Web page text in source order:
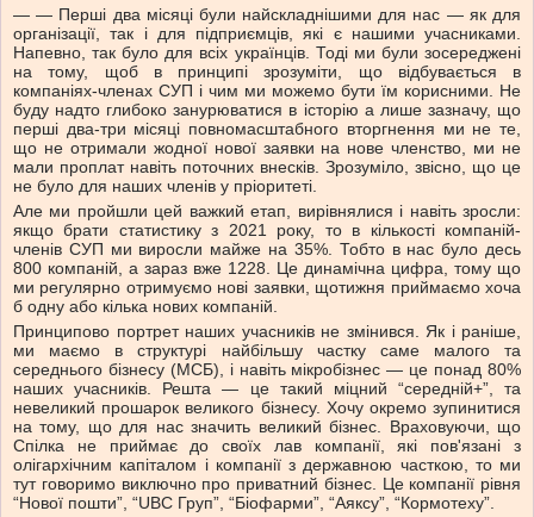
— — Перші два місяці були найскладнішими для нас — як для
організації, так і для підприємців, які є нашими учасниками.
Напевно, так було для всіх українців. Тоді ми були зосереджені
на тому, щоб в принципі зрозуміти, що відбувається в
компаніях-членах СУП і чим ми можемо бути їм корисними. Не
буду надто глибоко занурюватися в історію а лише зазначу, що
перші два-три місяці повномасштабного вторгнення ми не те,
що не отримали жодної нової заявки на нове членство, ми не
мали проплат навіть поточних внесків. Зрозуміло, звісно, що це
не було для наших членів у пріоритеті.
Але ми пройшли цей важкий етап, вирівнялися і навіть зросли:
якщо брати статистику з 2021 року, то в кількості компаній-
членів СУП ми виросли майже на 35%. Тобто в нас було десь
800 компаній, а зараз вже 1228. Це динамічна цифра, тому що
ми регулярно отримуємо нові заявки, щотижня приймаємо хоча
б одну або кілька нових компаній.
Принципово портрет наших учасників не змінився. Як і раніше,
ми маємо в структурі найбільшу частку саме малого та
середнього бізнесу (МСБ), і навіть мікробізнес — це понад 80%
наших учасників. Решта — це такий міцний “середній+”, та
невеликий прошарок великого бізнесу. Хочу окремо зупинитися
на тому, що для нас значить великий бізнес. Враховуючи, що
Спілка не приймає до своїх лав компанії, які пов'язані з
олігархічним капіталом і компанії з державною часткою, то ми
тут говоримо виключно про приватний бізнес. Це компанії рівня
“Нової пошти”, “UBC Груп”, “Біофарми”, “Аяксу”, “Кормотеху”.